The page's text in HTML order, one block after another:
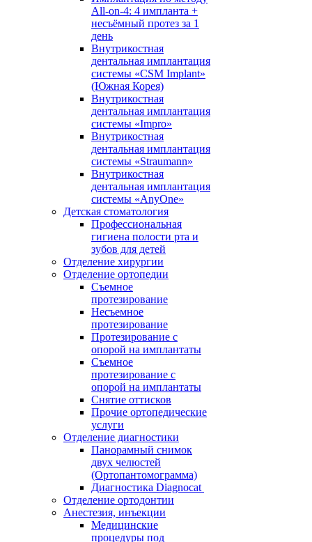
All-on-4: 4 импланта +
несъёмный протез за 1
день
Внутрикостная
дентальная имплантация
системы «CSM Implant»
(Южная Корея)
Внутрикостная
дентальная имплантация
системы «Impro»
Внутрикостная
дентальная имплантация
системы «Straumann»
Внутрикостная
дентальная имплантация
системы «AnyOne»
Детская стоматология
Профессиональная
гигиена полости рта и
зубов для детей
Отделение хирургии
Отделение ортопедии
Съемное
протезирование
Несъемное
протезирование
Протезирование с
опорой на имплантаты
Съемное
протезирование с
опорой на имплантаты
Снятие оттисков
Прочие ортопедические
услуги
Отделение диагностики
Панорамный снимок
двух челюстей
(Ортопантомограмма)
Диагностика Diagnocat
Отделение ортодонтии
Анестезия, инъекции
Медицинские
процедуры под